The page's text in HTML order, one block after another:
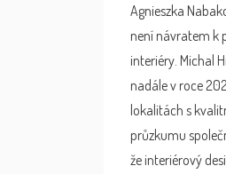
Agnieszka
není návratem k
interiéry. Michal
nadále v roce
lokalitách s
průzkumu
že interiérový